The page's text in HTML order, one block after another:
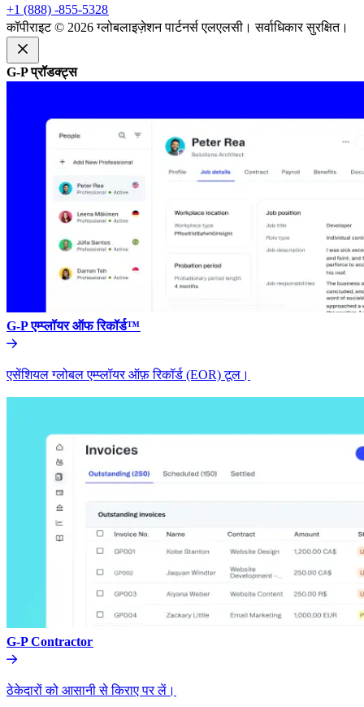
+1 (888) -855-5328​​
कॉपीराइट © 2026 ग्लोबलाइज़ेशन पार्टनर्स एलएलसी। सर्वाधिकार सुरक्षित।​​
G-P प्रॉडक्ट्स​​
G-P एम्प्लॉयर ऑफ रिकॉर्ड™​​
एसेंशियल ग्लोबल एम्प्लॉयर ऑफ़ रिकॉर्ड (EOR) टूल।​​
G-P Contractor​​
ठेकेदारों को आसानी से किराए पर लें।​​